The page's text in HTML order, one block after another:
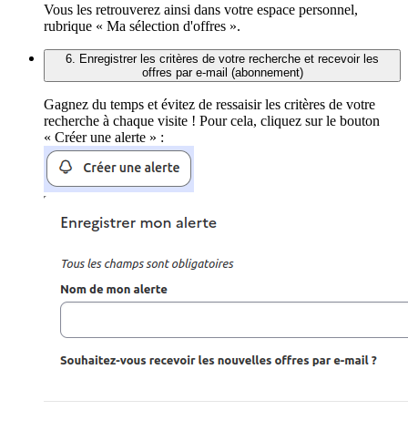
Vous les retrouverez ainsi dans votre espace personnel,
rubrique « Ma sélection d'offres ».
6. Enregistrer les critères de votre recherche et recevoir les
offres par e-mail (abonnement)
Gagnez du temps et évitez de ressaisir les critères de votre
recherche à chaque visite ! Pour cela, cliquez sur le bouton
« Créer une alerte » :